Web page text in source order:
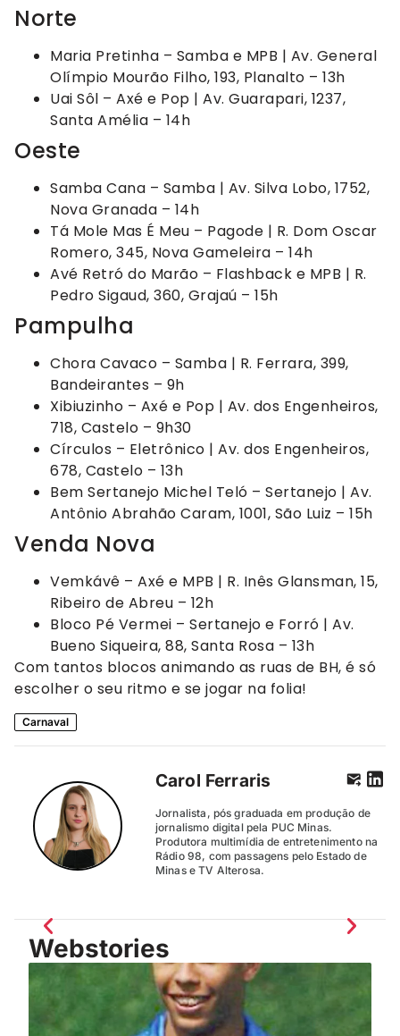
Norte
Maria Pretinha – Samba e MPB | Av. General
Olímpio Mourão Filho, 193, Planalto – 13h
Uai Sôl – Axé e Pop | Av. Guarapari, 1237,
Santa Amélia – 14h
Oeste
Samba Cana – Samba | Av. Silva Lobo, 1752,
Nova Granada – 14h
Tá Mole Mas É Meu – Pagode | R. Dom Oscar
Romero, 345, Nova Gameleira – 14h
Avé Retró do Marão – Flashback e MPB | R.
Pedro Sigaud, 360, Grajaú – 15h
Pampulha
Chora Cavaco – Samba | R. Ferrara, 399,
Bandeirantes – 9h
Xibiuzinho – Axé e Pop | Av. dos Engenheiros,
718, Castelo – 9h30
Círculos – Eletrônico | Av. dos Engenheiros,
678, Castelo – 13h
Bem Sertanejo Michel Teló – Sertanejo | Av.
Antônio Abrahão Caram, 1001, São Luiz – 15h
Venda Nova
Vemkávê – Axé e MPB | R. Inês Glansman, 15,
Ribeiro de Abreu – 12h
Bloco Pé Vermei – Sertanejo e Forró | Av.
Bueno Siqueira, 88, Santa Rosa – 13h
Com tantos blocos animando as ruas de BH, é só
escolher o seu ritmo e se jogar na folia!
Carnaval
Carol Ferraris
Jornalista, pós graduada em produção de
jornalismo digital pela PUC Minas.
Produtora multimídia de entretenimento na
Rádio 98, com passagens pelo Estado de
Minas e TV Alterosa.
Webstories